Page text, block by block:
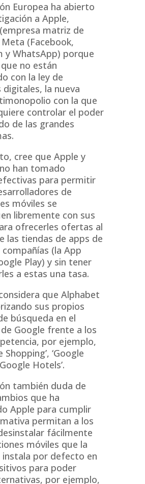
Europea ha abierto
a Apple,
matriz de
(Facebook,
y WhatsApp) porque
no están
con la ley de
digitales, la nueva
con la que
controlar el poder
de las grandes
cree que Apple y
han tomado
para permitir
de
móviles se
libremente con sus
ofrecerles ofertas al
las tiendas de apps de
(la App
Play) y sin tener
a estas una tasa.
que Alphabet
sus propios
búsqueda en el
Google frente a los
por ejemplo,
Shopping’, ‘Google
Hotels’.
también duda de
que ha
Apple para cumplir
permitan a los
fácilmente
móviles que la
instala por defecto en
para poder
por ejemplo,